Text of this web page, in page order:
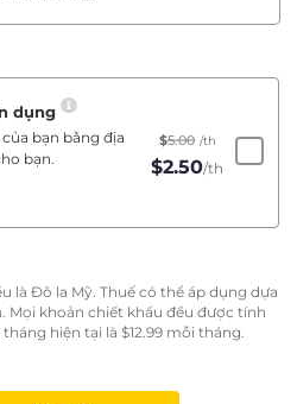
dụng
bạn bằng địa
bạn.
$5.00 /th
$2.50/th
là Đô la Mỹ. Thuế có thể áp dụng dựa
Mọi khoản chiết khấu đều được tính
hiện tại là $12.99mỗi tháng.